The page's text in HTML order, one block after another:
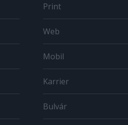
Print
Web
Mobil
Karrier
Bulvár